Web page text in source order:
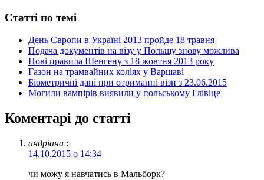
Статті по темі
День Європи в Україні 2013 пройде 18 травня
Подача документів на візу у Польщу знову можлива
Нові правила Шенгену з 18 жовтня 2013 року
Газон на трамвайних коліях у Варшаві
Біометричні дані при отриманні візи з 23.06.2015
Могили вампірів виявили у польському Глівіце
Коментарі до статті
андріана :
14.10.2015 о 14:34
чи можу я навчатись в Мальборк?